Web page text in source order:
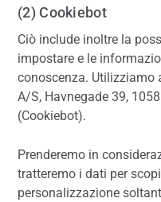
(2) Cookiebot
Ciò include inoltre la
impostare e le
conoscenza. Utilizziamo
A/S, Havnegade 39,
(Cookiebot).
Prenderemo in
tratteremo i dati per
personalizzazione